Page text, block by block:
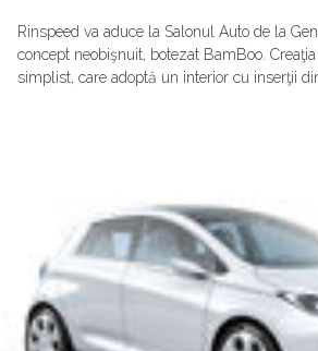
Rinspeed va aduce la Salonul Auto de la
concept neobişnuit, botezat BamBoo.
simplist, care adoptă un interior cu inserţii